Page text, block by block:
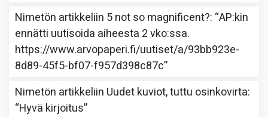
Nimetön artikkeliin 5 not so magnificent?: “AP:kin
ennätti uutisoida aiheesta 2 vko:ssa.
https://www.arvopaperi.fi/uutiset/a/93bb923e-
8d89-45f5-bf07-f957d398c87c”
Nimetön artikkeliin Uudet kuviot, tuttu osinkovirta:
“Hyvä kirjoitus”